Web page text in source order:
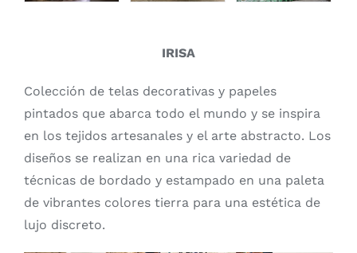
IRISA
Colección de telas decorativas y papeles
pintados que abarca todo el mundo y se inspira
en los tejidos artesanales y el arte abstracto. Los
diseños se realizan en una rica variedad de
técnicas de bordado y estampado en una paleta
de vibrantes colores tierra para una estética de
lujo discreto.